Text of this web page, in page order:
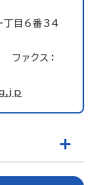
目6番34
ァクス：